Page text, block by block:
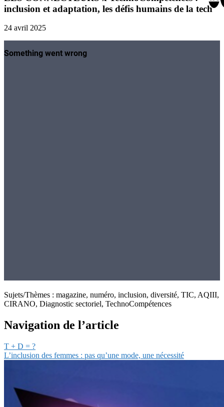
inclusion et adaptation, les défis humains de la tech
24 avril 2025
Sujets/Thèmes : magazine, numéro, inclusion, diversité, TIC, AQIII,
CIRANO, Diagnostic sectoriel, TechnoCompétences
Navigation de l’article
T + D = ?
L’inclusion des femmes : pas qu’une mode, une nécessité